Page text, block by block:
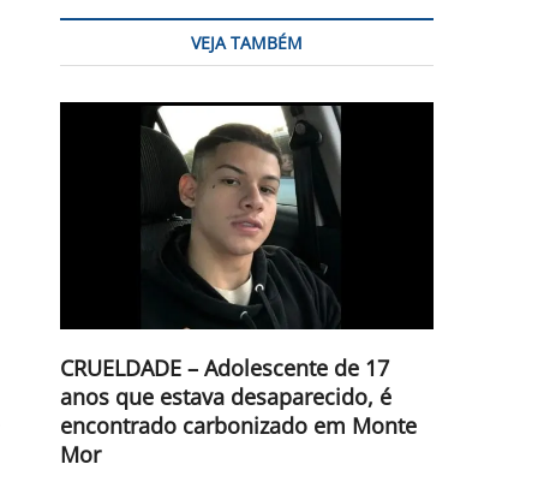
VEJA TAMBÉM
CRUELDADE – Adolescente de 17
anos que estava desaparecido, é
encontrado carbonizado em Monte
Mor